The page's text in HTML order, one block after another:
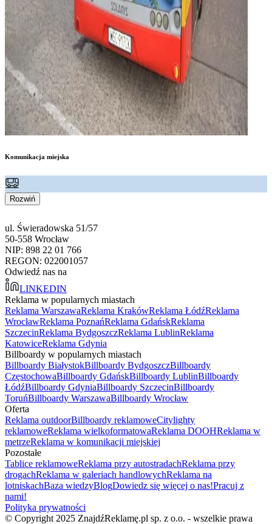
Komunikacja miejska
Rozwiń
ul. Świeradowska 51/57
50-558 Wrocław
NIP: 898 22 01 766
REGON: 022001057
Odwiedź nas na
LINKEDIN
Reklama w popularnych miastach
Reklama WarszawaReklama KrakówReklama ŁódźReklama
WrocławReklama PoznańReklama GdańskReklama
SzczecinReklama BydgoszczReklama LublinReklama
KatowiceReklama Gdynia
Billboardy w popularnych miastach
Billboardy BiałystokBillboardy BydgoszczBillboardy
CzęstochowaBillboardy GdańskBillboardy LublinBillboardy
ŁódźBillboardy GdyniaBillboardy SzczecinBillboardy
ToruńBillboardy WarszawaBillboardy Wrocław
Oferta
Reklama outdoorBillboardy reklamoweCitylighty
reklamoweReklama wielkoformatowaReklama DOOHReklama w
metrzeReklama w komunikacji miejskiej
Pozostałe
Tablice reklamoweReklama przy autostradachReklama przy
drogachReklama w galeriach handlowychReklama na
lotniskachBaza wiedzyBlogDowiedz się więcej o nas!Pracuj z
nami!
Polityka prywatności
© Copyright 2025 ZnajdźReklamę.pl sp. z o.o. - wszelkie prawa